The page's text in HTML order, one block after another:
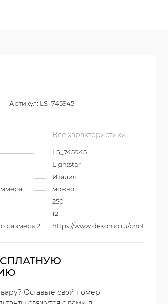
Артикул: LS_745945
Все характеристики
LS_745945
Lightstar
Италия
можно
250
12
размера 2
https://www.dekomo.ru/
Оставьте свой номер